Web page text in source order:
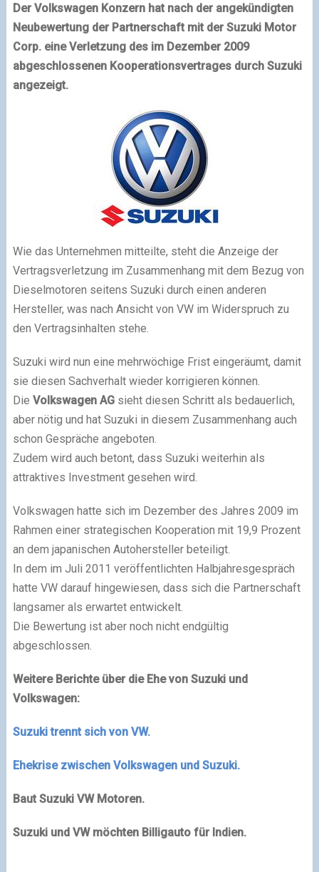
Der Volkswagen Konzern hat nach der angekündigten
Neubewertung der Partnerschaft mit der Suzuki Motor
Corp. eine Verletzung des im Dezember 2009
abgeschlossenen Kooperationsvertrages durch Suzuki
angezeigt.
Wie das Unternehmen mitteilte, steht die Anzeige der
Vertragsverletzung im Zusammenhang mit dem Bezug von
Dieselmotoren seitens Suzuki durch einen anderen
Hersteller, was nach Ansicht von VW im Widerspruch zu
den Vertragsinhalten stehe.
Suzuki wird nun eine mehrwöchige Frist eingeräumt, damit
sie diesen Sachverhalt wieder korrigieren können.
Die Volkswagen AGsieht diesen Schritt als bedauerlich,
aber nötig und hat Suzuki in diesem Zusammenhang auch
schon Gespräche angeboten.
Zudem wird auch betont, dass Suzuki weiterhin als
attraktives Investment gesehen wird.
Volkswagen hatte sich im Dezember des Jahres 2009 im
Rahmen einer strategischen Kooperation mit 19,9 Prozent
an dem japanischen Autohersteller beteiligt.
In dem im Juli 2011 veröffentlichten Halbjahresgespräch
hatte VW darauf hingewiesen, dass sich die Partnerschaft
langsamer als erwartet entwickelt.
Die Bewertung ist aber noch nicht endgültig
abgeschlossen.
Weitere Berichte über die Ehe von Suzuki und
Volkswagen:
Suzuki trennt sich von VW.
Ehekrise zwischen Volkswagen und Suzuki.
Baut Suzuki VW Motoren.
Suzuki und VW möchten Billigauto für Indien.